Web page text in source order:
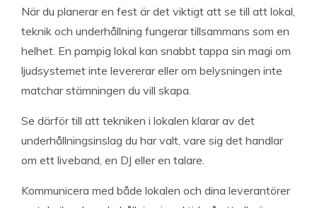
När du planerar en fest är det viktigt att se till att lokal,
teknik och underhållning fungerar tillsammans som en
helhet. En pampig lokal kan snabbt tappa sin magi om
ljudsystemet inte levererar eller om belysningen inte
matchar stämningen du vill skapa.
Se därför till att tekniken i lokalen klarar av det
underhållningsinslag du har valt, vare sig det handlar
om ett liveband, en DJ eller en talare.
Kommunicera med både lokalen och dina leverantörer